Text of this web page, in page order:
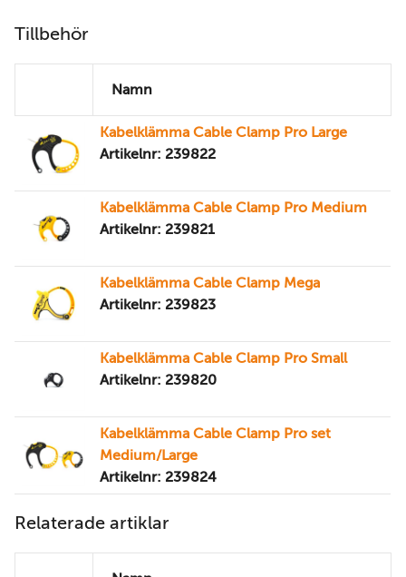
Tillbehör
Namn
Kabelklämma Cable Clamp Pro Large
Artikelnr: 239822
Kabelklämma Cable Clamp Pro Medium
Artikelnr: 239821
Kabelklämma Cable Clamp Mega
Artikelnr: 239823
Kabelklämma Cable Clamp Pro Small
Artikelnr: 239820
Kabelklämma Cable Clamp Pro set
Medium/Large
Artikelnr: 239824
Relaterade artiklar